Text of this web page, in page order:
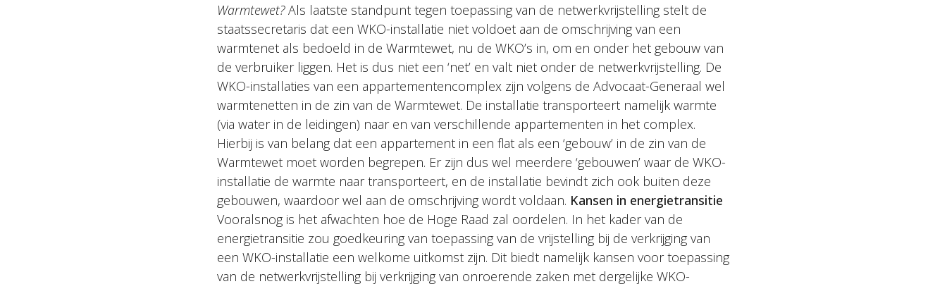
Warmtewet?Als laatste standpunt tegen toepassing van de netwerkvrijstelling stelt de
staatssecretaris dat een WKO-installatie niet voldoet aan de omschrijving van een
warmtenet als bedoeld in de Warmtewet, nu de WKO’s in, om en onder het gebouw van
de verbruiker liggen. Het is dus niet een ‘net’ en valt niet onder de netwerkvrijstelling. De
WKO-installaties van een appartementencomplex zijn volgens de Advocaat-Generaal wel
warmtenetten in de zin van de Warmtewet. De installatie transporteert namelijk warmte
(via water in de leidingen) naar en van verschillende appartementen in het complex.
Hierbij is van belang dat een appartement in een flat als een ‘gebouw’ in de zin van de
Warmtewet moet worden begrepen. Er zijn dus wel meerdere ‘gebouwen’ waar de WKO-
installatie de warmte naar transporteert, en de installatie bevindt zich ook buiten deze
gebouwen, waardoor wel aan de omschrijving wordt voldaan. Kansen in energietransitie
Vooralsnog is het afwachten hoe de Hoge Raad zal oordelen. In het kader van de
energietransitie zou goedkeuring van toepassing van de vrijstelling bij de verkrijging van
een WKO-installatie een welkome uitkomst zijn. Dit biedt namelijk kansen voor toepassing
van de netwerkvrijstelling bij verkrijging van onroerende zaken met dergelijke WKO-